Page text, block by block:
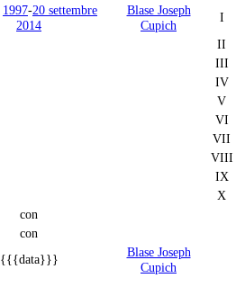
1997-20 settembre
2014
Blase Joseph
Cupich
I
II
III
IV
V
VI
VII
VIII
IX
X
con
con
{{{data}}}
Blase Joseph
Cupich